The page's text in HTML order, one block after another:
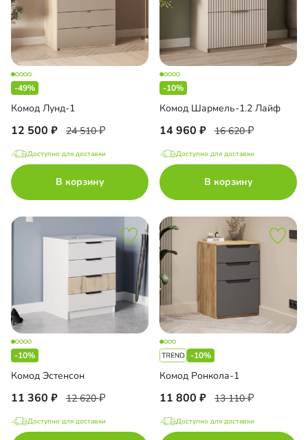
-49%
Комод Лунд-1
12 500 24 510
Доступно для доставки
В корзину
-10%
Комод Шармель-1.2 Лайф
14 960 16 620
Доступно для доставки
В корзину
-10%
Комод Эстенсон
11 360 12 620
Доступно для доставки
-10%
Комод Ронкола-1
11 800 13 110
Доступно для доставки